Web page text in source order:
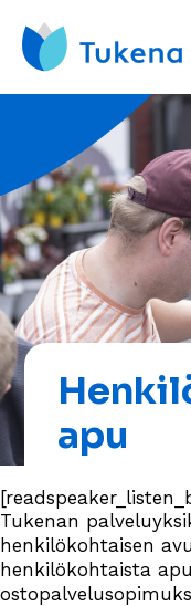
apu
Tukenan
henkilökohtaisen
henkilökohtaista